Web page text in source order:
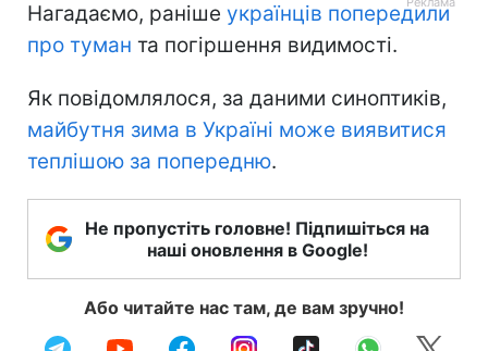
Нагадаємо, раніше українців попередили
про туман та погіршення видимості.
Як повідомлялося, за даними синоптиків,
майбутня зима в Україні може виявитися
теплішою за попередню.
Не пропустіть головне! Підпишіться на
наші оновлення в Google!
Або читайте нас там, де вам зручно!